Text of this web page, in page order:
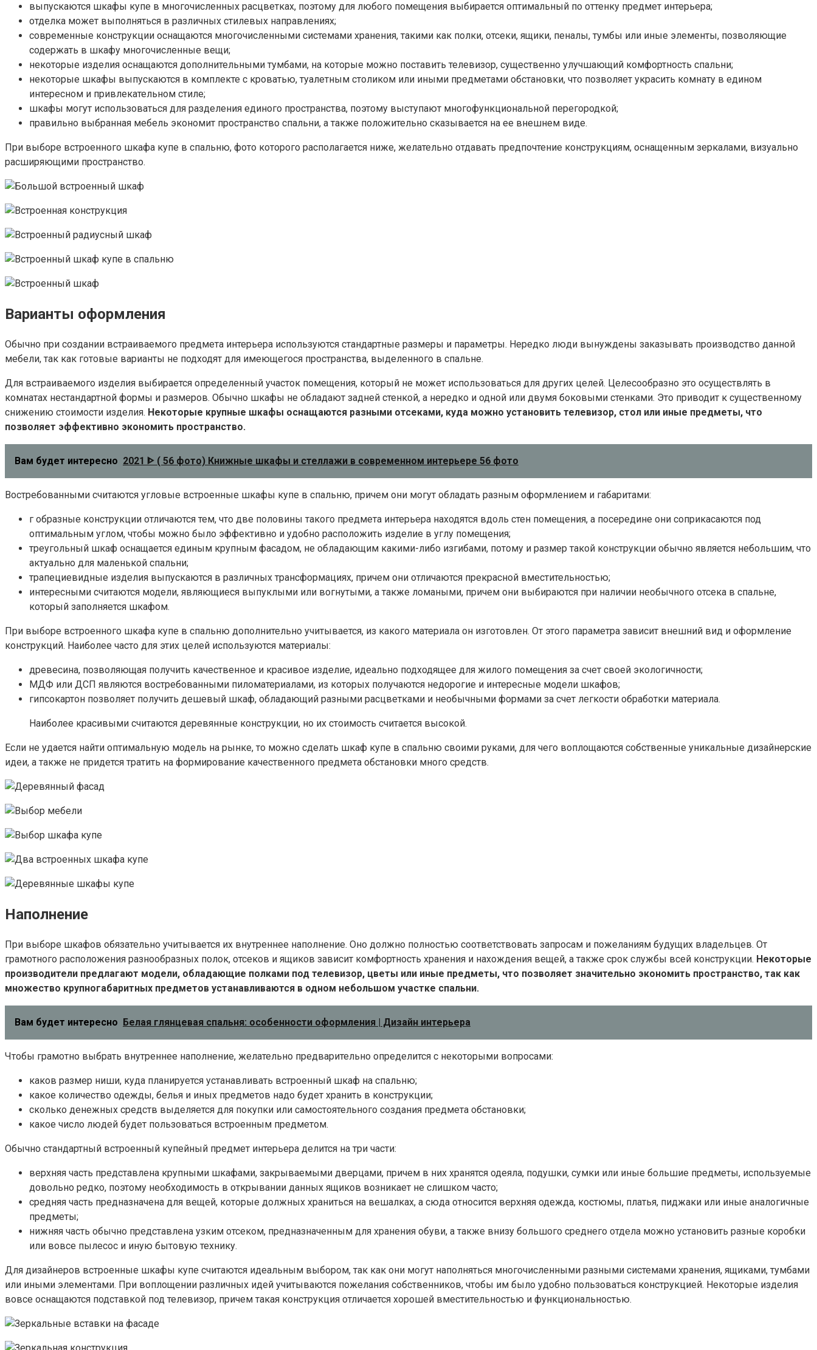
выпускаются шкафы купе в многочисленных расцветках, поэтому для любого помещения выбирается оптимальный по оттенку предмет интерьера;
отделка может выполняться в различных стилевых направлениях;
современные конструкции оснащаются многочисленными системами хранения, такими как полки, отсеки, ящики, пеналы, тумбы или иные элементы, позволяющие
содержать в шкафу многочисленные вещи;
некоторые изделия оснащаются дополнительными тумбами, на которые можно поставить телевизор, существенно улучшающий комфортность спальни;
некоторые шкафы выпускаются в комплекте с кроватью, туалетным столиком или иными предметами обстановки, что позволяет украсить комнату в едином
интересном и привлекательном стиле;
шкафы могут использоваться для разделения единого пространства, поэтому выступают многофункциональной перегородкой;
правильно выбранная мебель экономит пространство спальни, а также положительно сказывается на ее внешнем виде.
При выборе встроенного шкафа купе в спальню, фото которого располагается ниже, желательно отдавать предпочтение конструкциям, оснащенным зеркалами, визуально
расширяющими пространство.
Варианты оформления
Обычно при создании встраиваемого предмета интерьера используются стандартные размеры и параметры. Нередко люди вынуждены заказывать производство данной
мебели, так как готовые варианты не подходят для имеющегося пространства, выделенного в спальне.
Для встраиваемого изделия выбирается определенный участок помещения, который не может использоваться для других целей. Целесообразно это осуществлять в
комнатах нестандартной формы и размеров. Обычно шкафы не обладают задней стенкой, а нередко и одной или двумя боковыми стенками. Это приводит к существенному
снижению стоимости изделия. Некоторые крупные шкафы оснащаются разными отсеками, куда можно установить телевизор, стол или иные предметы, что
позволяет эффективно экономить пространство.
Вам будет интересно 2021 ᐈ ( 56 фото) Книжные шкафы и стеллажи в современном интерьере 56 фото
Востребованными считаются угловые встроенные шкафы купе в спальню, причем они могут обладать разным оформлением и габаритами:
г образные конструкции отличаются тем, что две половины такого предмета интерьера находятся вдоль стен помещения, а посередине они соприкасаются под
оптимальным углом, чтобы можно было эффективно и удобно расположить изделие в углу помещения;
треугольный шкаф оснащается единым крупным фасадом, не обладающим какими-либо изгибами, потому и размер такой конструкции обычно является небольшим, что
актуально для маленькой спальни;
трапециевидные изделия выпускаются в различных трансформациях, причем они отличаются прекрасной вместительностью;
интересными считаются модели, являющиеся выпуклыми или вогнутыми, а также ломаными, причем они выбираются при наличии необычного отсека в спальне,
который заполняется шкафом.
При выборе встроенного шкафа купе в спальню дополнительно учитывается, из какого материала он изготовлен. От этого параметра зависит внешний вид и оформление
конструкций. Наиболее часто для этих целей используются материалы:
древесина, позволяющая получить качественное и красивое изделие, идеально подходящее для жилого помещения за счет своей экологичности;
МДФ или ДСП являются востребованными пиломатериалами, из которых получаются недорогие и интересные модели шкафов;
гипсокартон позволяет получить дешевый шкаф, обладающий разными расцветками и необычными формами за счет легкости обработки материала.
Наиболее красивыми считаются деревянные конструкции, но их стоимость считается высокой.
Если не удается найти оптимальную модель на рынке, то можно сделать шкаф купе в спальню своими руками, для чего воплощаются собственные уникальные дизайнерские
идеи, а также не придется тратить на формирование качественного предмета обстановки много средств.
Наполнение
При выборе шкафов обязательно учитывается их внутреннее наполнение. Оно должно полностью соответствовать запросам и пожеланиям будущих владельцев. От
грамотного расположения разнообразных полок, отсеков и ящиков зависит комфортность хранения и нахождения вещей, а также срок службы всей конструкции. Некоторые
производители предлагают модели, обладающие полками под телевизор, цветы или иные предметы, что позволяет значительно экономить пространство, так как
множество крупногабаритных предметов устанавливаются в одном небольшом участке спальни.
Вам будет интересно Белая глянцевая спальня: особенности оформления | Дизайн интерьера
Чтобы грамотно выбрать внутреннее наполнение, желательно предварительно определится с некоторыми вопросами:
каков размер ниши, куда планируется устанавливать встроенный шкаф на спальню;
какое количество одежды, белья и иных предметов надо будет хранить в конструкции;
сколько денежных средств выделяется для покупки или самостоятельного создания предмета обстановки;
какое число людей будет пользоваться встроенным предметом.
Обычно стандартный встроенный купейный предмет интерьера делится на три части:
верхняя часть представлена крупными шкафами, закрываемыми дверцами, причем в них хранятся одеяла, подушки, сумки или иные большие предметы, используемые
довольно редко, поэтому необходимость в открывании данных ящиков возникает не слишком часто;
средняя часть предназначена для вещей, которые должных храниться на вешалках, а сюда относится верхняя одежда, костюмы, платья, пиджаки или иные аналогичные
предметы;
нижняя часть обычно представлена узким отсеком, предназначенным для хранения обуви, а также внизу большого среднего отдела можно установить разные коробки
или вовсе пылесос и иную бытовую технику.
Для дизайнеров встроенные шкафы купе считаются идеальным выбором, так как они могут наполняться многочисленными разными системами хранения, ящиками, тумбами
или иными элементами. При воплощении различных идей учитываются пожелания собственников, чтобы им было удобно пользоваться конструкцией. Некоторые изделия
вовсе оснащаются подставкой под телевизор, причем такая конструкция отличается хорошей вместительностью и функциональностью.